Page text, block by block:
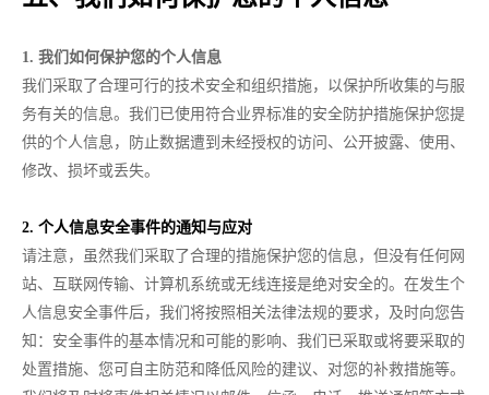
1. 我们如何保护您的个人信息
我们采取了合理可行的技术安全和组织措施，以保护所收集的与服
务有关的信息。我们已使用符合业界标准的安全防护措施保护您提
供的个人信息，防止数据遭到未经授权的访问、公开披露、使用、
修改、损坏或丢失。
2. 个人信息安全事件的通知与应对
请注意，虽然我们采取了合理的措施保护您的信息，但没有任何网
站、互联网传输、计算机系统或无线连接是绝对安全的。在发生个
人信息安全事件后，我们将按照相关法律法规的要求，及时向您告
知：安全事件的基本情况和可能的影响、我们已采取或将要采取的
处置措施、您可自主防范和降低风险的建议、对您的补救措施等。